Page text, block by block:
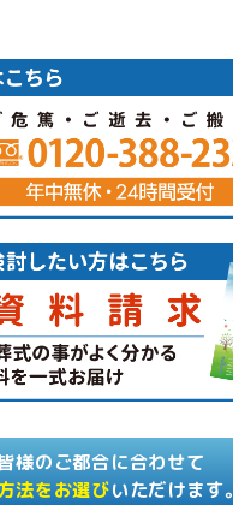
様のご都合に合わせて
法をお選びいただけます。